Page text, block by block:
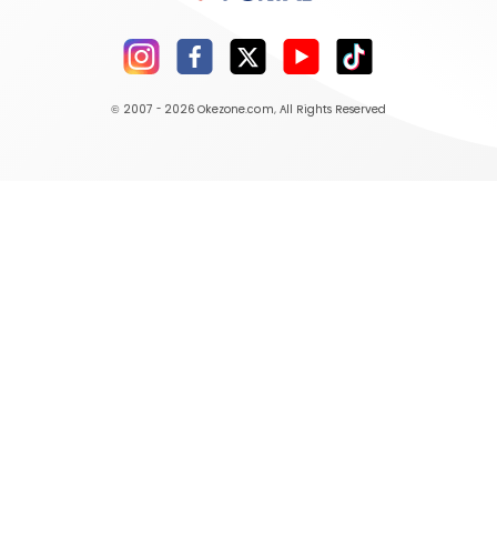
© 2007 - 2026 Okezone.com, All Rights Reserved